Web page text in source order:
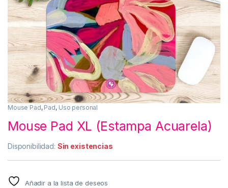
Mouse Pad, Pad, Uso personal
Mouse Pad XL (Estampa Acuarela)
Disponibilidad: Sin existencias
Añadir a la lista de deseos